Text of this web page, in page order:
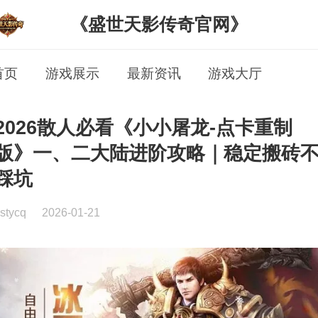
《盛世天影传奇官网》
页 游戏展示 最新资讯 游戏大厅
散人必看《小小屠龙-点卡重制
》一、二大陆进阶攻略｜稳定搬砖
坑
2026-01-21